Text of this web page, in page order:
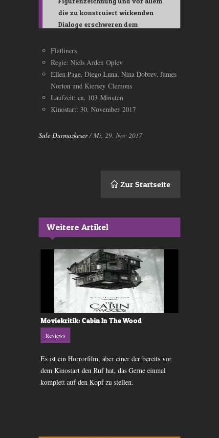
die zu konstruiert wirkenden
Dialoge erschweren dem
den Figuren.
Flatliners
Regie: Niels Arden Oplev
Ellen Page, Diego Luna, Nina Dobrev, James
Norton und Kiersey Clemons
Laufzeit: ca. 103 Minuten
Kinostart: 30. November 2017
Sule Durmazkeser/ Mi, 29. Nov 2017
Zur Startseite
Weitere Artikel
Moviekritik: Cabin In The Wood
Reviews
Es ist ein Horrorfilm, aber einer der bereits vor
dem Kinostart den Ruf hat, das Gerne einmal
komplett auf den Kopf zu stellen.